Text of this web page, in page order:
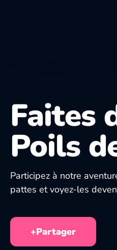
Faites
Poils
Participez à notre
pattes et voyez-les
+Partager